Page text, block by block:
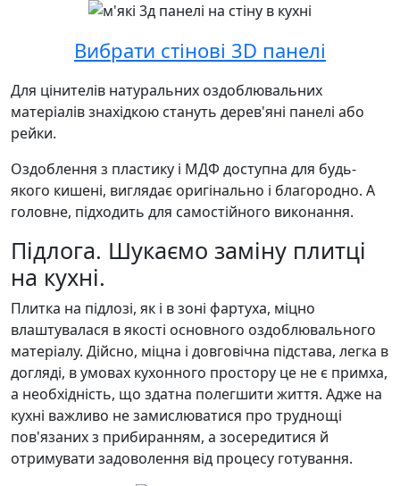
Вибрати стінові 3D панелі
Для цінителів натуральних оздоблювальних
матеріалів знахідкою стануть дерев'яні панелі або
рейки.
Оздоблення з пластику і МДФ доступна для будь-
якого кишені, виглядає оригінально і благородно. А
головне, підходить для самостійного виконання.
Підлога. Шукаємо заміну плитці
на кухні.
Плитка на підлозі, як і в зоні фартуха, міцно
влаштувалася в якості основного оздоблювального
матеріалу. Дійсно, міцна і довговічна підстава, легка в
догляді, в умовах кухонного простору це не є примха,
а необхідність, що здатна полегшити життя. Адже на
кухні важливо не замислюватися про труднощі
пов'язаних з прибиранням, а зосередитися й
отримувати задоволення від процесу готування.